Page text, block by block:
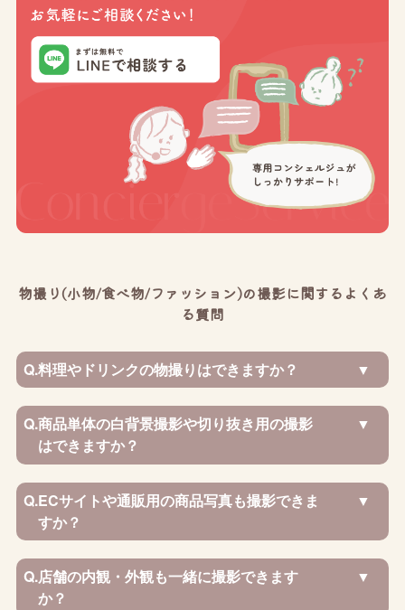
物撮り(小物/食べ物/ファッション)の撮影に関するよくあ
る質問
Q.料理やドリンクの物撮りはできますか？
Q.商品単体の白背景撮影や切り抜き用の撮影
はできますか？
Q.ECサイトや通販用の商品写真も撮影できま
すか？
Q.店舗の内観・外観も一緒に撮影できます
か？